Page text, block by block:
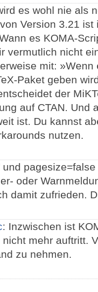
es wohl nie als
Version 3.21
es KOMA-
vermutlich nicht
mit:
Paket geben
der
auf CTAN. Und
ist. Du kannst
nutzen.
und
oder
damit zufrieden.
: Inzwischen ist
mehr auftritt.
zu nehmen.